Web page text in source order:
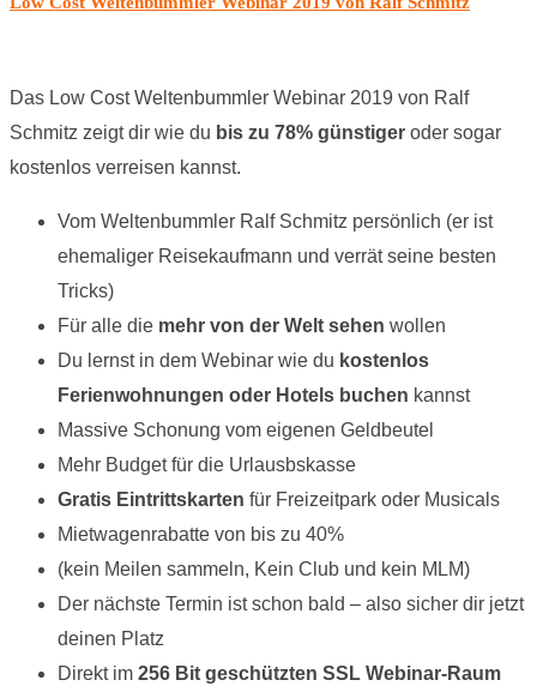
Das Low Cost Weltenbummler Webinar 2019 von Ralf
Schmitz zeigt dir wie du bis zu 78% günstiger oder sogar
kostenlos verreisen kannst.
Vom Weltenbummler Ralf Schmitz persönlich (er ist
ehemaliger Reisekaufmann und verrät seine besten
Tricks)
Für alle die mehr von der Welt sehen wollen
Du lernst in dem Webinar wie du kostenlos
Ferienwohnungen oder Hotels buchen kannst
Massive Schonung vom eigenen Geldbeutel
Mehr Budget für die Urlausbskasse
Gratis Eintrittskarten für Freizeitpark oder Musicals
Mietwagenrabatte von bis zu 40%
(kein Meilen sammeln, Kein Club und kein MLM)
Der nächste Termin ist schon bald – also sicher dir jetzt
deinen Platz
Direkt im 256 Bit geschützten SSL Webinar-Raum